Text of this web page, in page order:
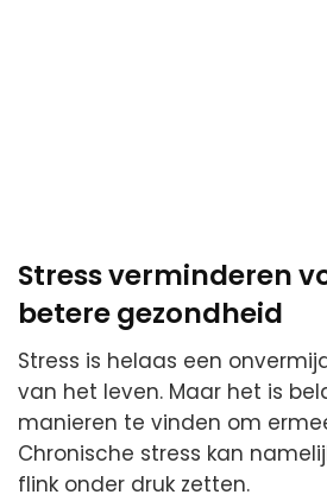
Stress verminderen
betere gezondheid
Stress is helaas een
van het leven. Maar het is
manieren te vinden om
Chronische stress kan
flink onder druk zetten.